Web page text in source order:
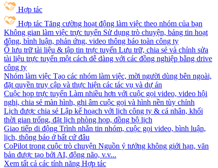
Hợp tác
Hợp tác Tăng cường hoạt động làm việc theo nhóm của bạn
Không gian làm việc trực tuyến Sử dụng trò chuyện, bảng tin hoạt
động, bình luận, phản ứng, video thông báo toàn công ty
Ổ lưu trữ tài liệu & tập tin trực tuyến Lưu trữ, chia sẻ và chỉnh sửa
tài liệu trực tuyến một cách dễ dàng với các đồng nghiệp bằng drive
công ty
Nhóm làm việc Tạo các nhóm làm việc, mời người dùng bên ngoài,
đặt quyền truy cập và thực hiện các tác vụ và dự án
Cuộc họp trực tuyến Làm nhiều hơn với cuộc gọi video, video hội
nghị, chia sẻ màn hình, ghi âm cuộc gọi và hình nền tùy chỉnh
Lịch được chia sẻ Lập kế hoạch với lịch công ty & cá nhân, khối
thời gian trống, đặt lịch phòng họp, đồng bộ lịch
Giao tiếp di động Trình nhắn tin nhóm, cuộc gọi video, bình luận,
lịch, thông báo ở bất cứ đâu
CoPilot trong cuộc trò chuyện Nguồn ý tưởng không giới hạn, văn
bản được tạo bởi AI, động não, v.v...
Xem tất cả các tính năng Hợp tác